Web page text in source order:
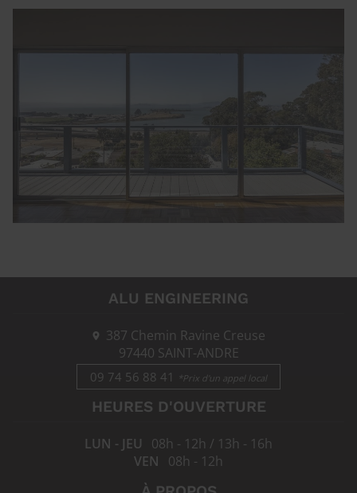
ALU ENGINEERING
387 Chemin Ravine Creuse
97440 SAINT-ANDRE
09 74 56 88 41 *Prix d'un appel local
HEURES D'OUVERTURE
LUN - JEU
08h - 12h / 13h - 16h
VEN
08h - 12h